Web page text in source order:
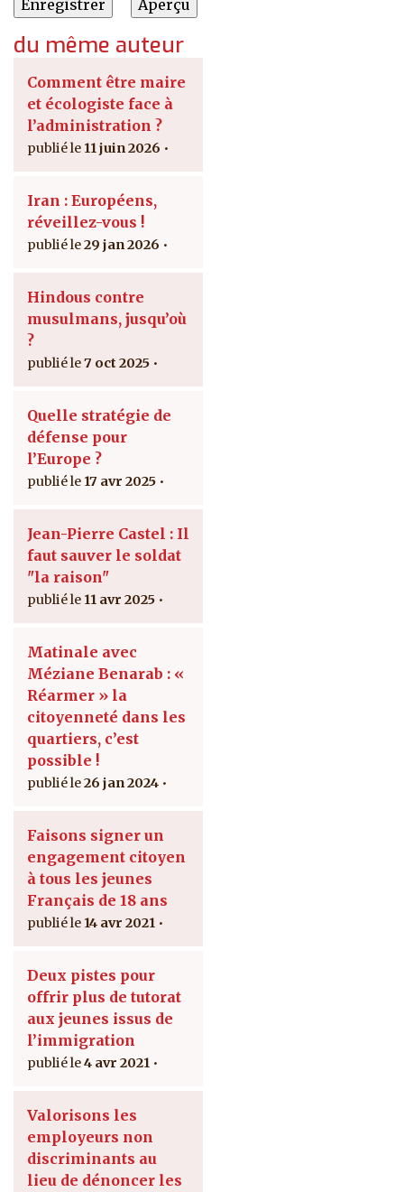
du même auteur
Comment être maire
et écologiste face à
l’administration ?
11 juin 2026
Iran : Européens,
réveillez-vous !
29 jan 2026
Hindous contre
musulmans, jusqu’où
?
7 oct 2025
Quelle stratégie de
défense pour
l’Europe ?
17 avr 2025
Jean-Pierre Castel : Il
faut sauver le soldat
"la raison"
11 avr 2025
Matinale avec
Méziane Benarab : «
Réarmer » la
citoyenneté dans les
quartiers, c’est
possible !
26 jan 2024
Faisons signer un
engagement citoyen
à tous les jeunes
Français de 18 ans
14 avr 2021
Deux pistes pour
offrir plus de tutorat
aux jeunes issus de
l’immigration
4 avr 2021
Valorisons les
employeurs non
discriminants au
lieu de dénoncer les